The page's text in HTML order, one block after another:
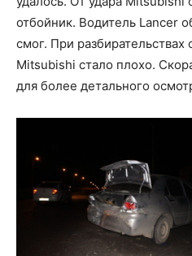
отбойник. Водитель Lancer
смог. При
Mitsubishi стало плохо.
для более детального